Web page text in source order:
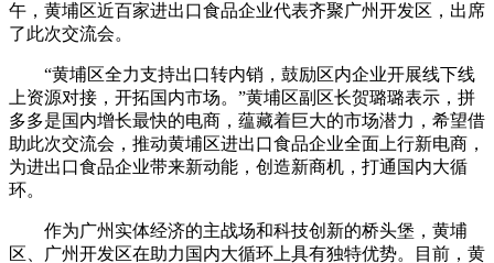
午，黄埔区近百家进出口食品企业代表齐聚广州开发区，出席
了此次交流会。
“黄埔区全力支持出口转内销，鼓励区内企业开展线下线
上资源对接，开拓国内市场。”黄埔区副区长贺璐璐表示，拼
多多是国内增长最快的电商，蕴藏着巨大的市场潜力，希望借
助此次交流会，推动黄埔区进出口食品企业全面上行新电商，
为进出口食品企业带来新动能，创造新商机，打通国内大循
环。
作为广州实体经济的主战场和科技创新的桥头堡，黄埔
区、广州开发区在助力国内大循环上具有独特优势。目前，黄